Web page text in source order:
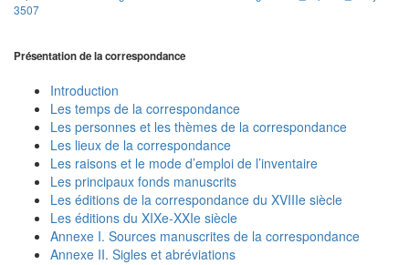
3507
Présentation de la correspondance
Introduction
Les temps de la correspondance
Les personnes et les thèmes de la correspondance
Les lieux de la correspondance
Les raisons et le mode d’emploi de l’inventaire
Les principaux fonds manuscrits
Les éditions de la correspondance du XVIIIe siècle
Les éditions du XIXe-XXIe siècle
Annexe I. Sources manuscrites de la correspondance
Annexe II. Sigles et abréviations